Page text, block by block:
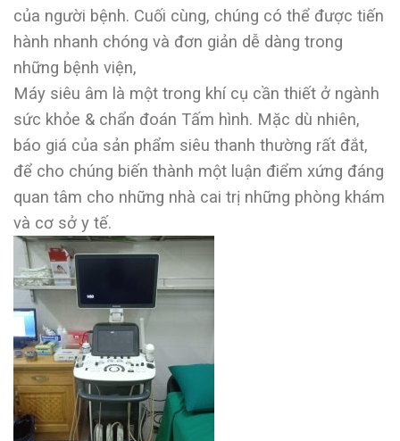
của người bệnh. Cuối cùng, chúng có thể được tiến
hành nhanh chóng và đơn giản dễ dàng trong
những bệnh viện,
Máy siêu âm là một trong khí cụ cần thiết ở ngành
sức khỏe & chẩn đoán Tấm hình. Mặc dù nhiên,
báo giá của sản phẩm siêu thanh thường rất đắt,
để cho chúng biến thành một luận điểm xứng đáng
quan tâm cho những nhà cai trị những phòng khám
và cơ sở y tế.